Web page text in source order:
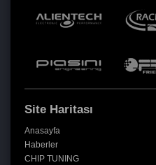
Site Haritası
Anasayfa
Haberler
CHIP TUNING